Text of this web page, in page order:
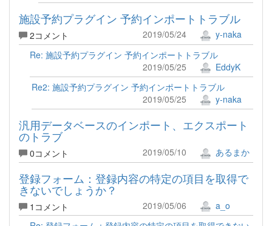
施設予約プラグイン 予約インポートトラブル
2コメント 2019/05/24
y-naka
Re: 施設予約プラグイン 予約インポートトラブル
2019/05/25
EddyK
Re2: 施設予約プラグイン 予約インポートトラブル
2019/05/25
y-naka
汎用データベースのインポート、エクスポート
のトラブ
0コメント 2019/05/10 あるまか
登録フォーム：登録内容の特定の項目を取得で
きないでしょうか？
1コメント 2019/05/06
a_o